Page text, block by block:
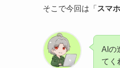
そこで今回は「 スマ
AIの
てく